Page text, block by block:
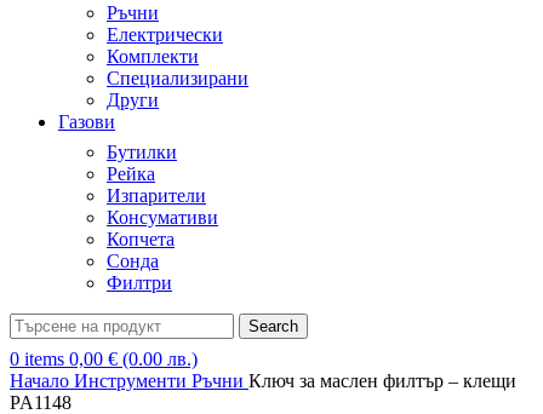
Ръчни
Електрически
Комплекти
Специализирани
Други
Газови
Бутилки
Рейка
Изпарители
Консумативи
Копчета
Сонда
Филтри
Search
0 items 0,00 € (0.00 лв.)
Начало Инструменти Ръчни Ключ за маслен филтър – клещи
PA1148